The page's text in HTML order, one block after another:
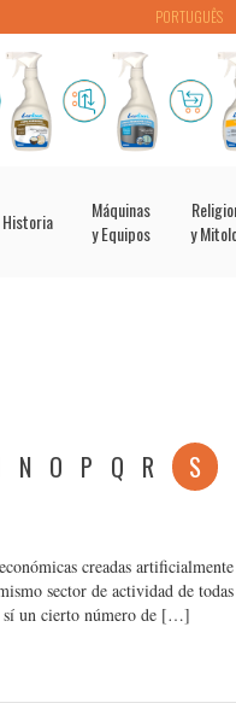
PORTUGUÊS
Historia
Máquinas
y Equipos
y
N O P Q R S
creadas
sector de actividad de
sí un cierto número de […]